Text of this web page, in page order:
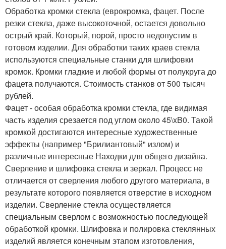
Обработка кромки стекла (еврокромка, фацет. После
резки стекла, даже высокоточной, остается довольно
острый край. Который, порой, просто недопустим в
готовом изделии. Для обработки таких краев стекла
используются специальные станки для шлифовки
кромок. Кромки гладкие и любой формы от полукруга до
фацета получаются. Стоимость станков от 500 тысяч
рублей.
Фацет - особая обработка кромки стекла, где видимая
часть изделия срезается под углом около 45\xB0. Такой
кромкой достигаются интересные художественные
эффекты (например "Брилиантовый" излом) и
различные интересные Находки для общего дизайна.
Сверление и шлифовка стекла и зеркал. Процесс не
отличается от сверления любого другого материала, в
результате которого появляется отверстие в исходном
изделии. Сверление стекла осуществляется
специальным сверлом с возможностью последующей
обработкой кромки. Шлифовка и полировка стеклянных
изделий является конечным этапом изготовления,